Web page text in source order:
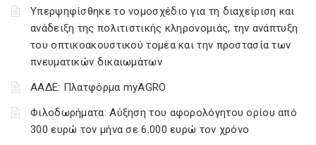
Υπερψηφίσθηκε το νομοσχέδιο για τη διαχείριση και
ανάδειξη της πολιτιστικής κληρονομιάς, την ανάπτυξη
του οπτικοακουστικού τομέα και την προστασία των
πνευματικών δικαιωμάτων
ΑΑΔΕ: Πλατφόρμα myAGRO
Φιλοδωρήματα: Αύξηση του αφορολόγητου ορίου από
300 ευρώ τον μήνα σε 6.000 ευρώ τον χρόνο